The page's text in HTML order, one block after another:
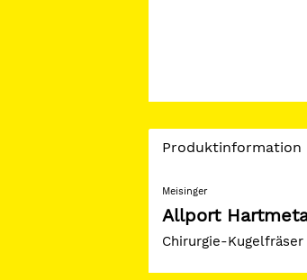
Current
Produktinformation
Meisinger
Allport
Chirurgie-